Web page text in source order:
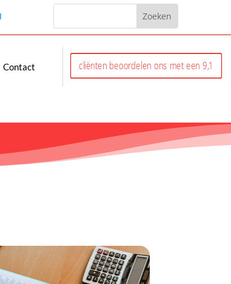
Contact cliënten beoordelen ons met een 9,1